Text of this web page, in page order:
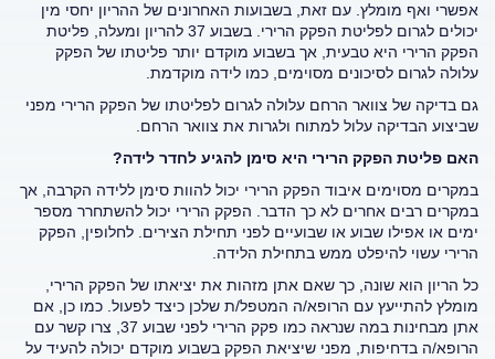
אפשרי ואף מומלץ. עם זאת, בשבועות האחרונים של ההריון יחסי מין
יכולים לגרום לפליטת הפקק הרירי. בשבוע 37 להריון ומעלה, פליטת
הפקק הרירי היא טבעית, אך בשבוע מוקדם יותר פליטתו של הפקק
עלולה לגרום לסיכונים מסוימים, כמו לידה מוקדמת.
גם בדיקה של צוואר הרחם עלולה לגרום לפליטתו של הפקק הרירי מפני
שביצוע הבדיקה עלול למתוח ולגרות את צוואר הרחם.
האם פליטת הפקק הרירי היא סימן להגיע לחדר לידה?
במקרים מסוימים איבוד הפקק הרירי יכול להוות סימן ללידה הקרבה, אך
במקרים רבים אחרים לא כך הדבר. הפקק הרירי יכול להשתחרר מספר
ימים או אפילו שבוע או שבועיים לפני תחילת הצירים. לחלופין, הפקק
הרירי עשוי להיפלט ממש בתחילת הלידה.
כל הריון הוא שונה, כך שאם אתן מזהות את יציאתו של הפקק הרירי,
מומלץ להתייעץ עם הרופא/ה המטפל/ת שלכן כיצד לפעול. כמו כן, אם
אתן מבחינות במה שנראה כמו פקק הרירי לפני שבוע 37, צרו קשר עם
הרופא/ה בדחיפות, מפני שיציאת הפקק בשבוע מוקדם יכולה להעיד על